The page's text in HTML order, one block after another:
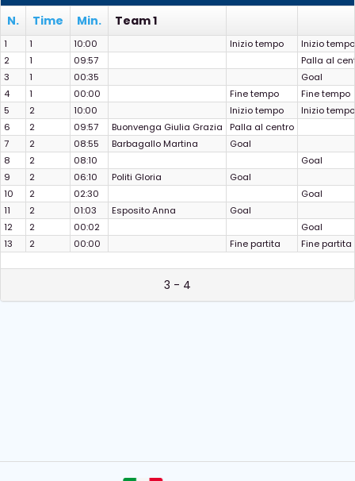
N. Time Min. Team 1
1 1 10:00 Inizio tempo
Inizio tempo
2
1 09:57
Palla al
3
1 00:35
Goal
4
1 00:00 Fine tempo
Fine tempo
5
2 10:00 Inizio tempo
Inizio tempo
6
2 09:57 Buonvenga Giulia Grazia
Palla al centro
7
2 08:55 Barbagallo Martina
Goal
8
2 08:10
Goal
9
2 06:10 Politi Gloria
Goal
10
2 02:30
Goal
11
2 01:03 Esposito Anna
Goal
12
2 00:02
Goal
13
2 00:00 Fine partita Fine partita
3 - 4